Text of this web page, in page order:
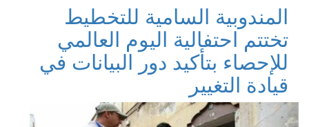
المندوبية السامية للتخطيط
تختتم احتفالية اليوم العالمي
للإحصاء بتأكيد دور البيانات في
قيادة التغيير